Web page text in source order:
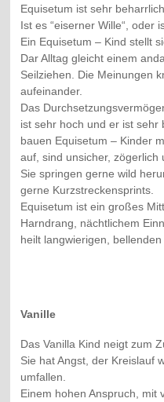
Equisetum ist sehr beharrlich.
Ist es “eiserner Wille“, oder
Ein Equisetum – Kind stellt
Dar Alltag gleicht einem
Seilziehen. Die Meinungen
aufeinander.
Das
ist sehr hoch und er ist sehr
bauen Equisetum – Kinder
auf, sind unsicher, zögerlich
Sie springen gerne wild
gerne Kurzstreckensprints.
Equisetum ist ein großes
Harndrang, nächtlichem
heilt langwierigen, bellenden
Vanille
Das Vanilla Kind neigt zum
Sie hat Angst, der Kreislauf
umfallen.
Einem hohen Anspruch, mit